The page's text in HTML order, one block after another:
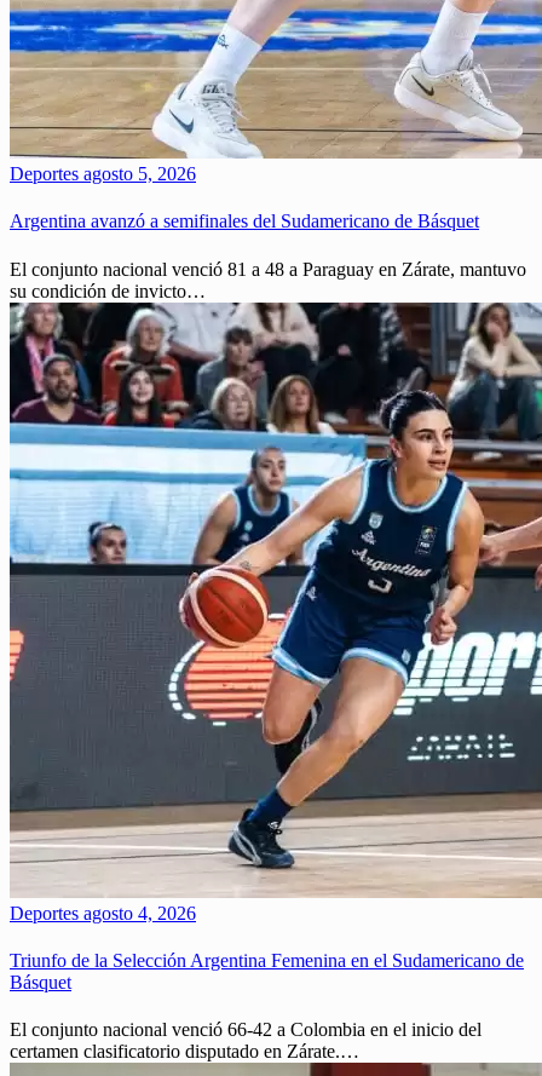
Deportes agosto 5, 2026
Argentina avanzó a semifinales del Sudamericano de Básquet
El conjunto nacional venció 81 a 48 a Paraguay en Zárate, mantuvo
su condición de invicto…
Deportes agosto 4, 2026
Triunfo de la Selección Argentina Femenina en el Sudamericano de
Básquet
El conjunto nacional venció 66-42 a Colombia en el inicio del
certamen clasificatorio disputado en Zárate.…